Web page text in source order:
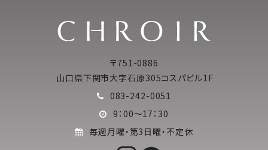
〒751-0886
山口県下関市大字石原305コスパビル1F
083-242-0051
9：00～17：30
毎週月曜・第3日曜・不定休